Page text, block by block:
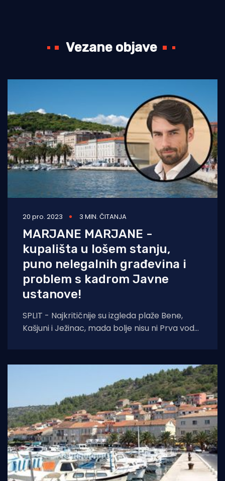
Vezane objave
20 pro. 2023 3 MIN. ČITANJA
MARJANE MARJANE -
kupališta u lošem stanju,
puno nelegalnih građevina i
problem s kadrom Javne
ustanove!
SPLIT - Najkritičnije su izgleda plaže Bene,
Kašjuni i Ježinac, mada bolje nisu ni Prva voda